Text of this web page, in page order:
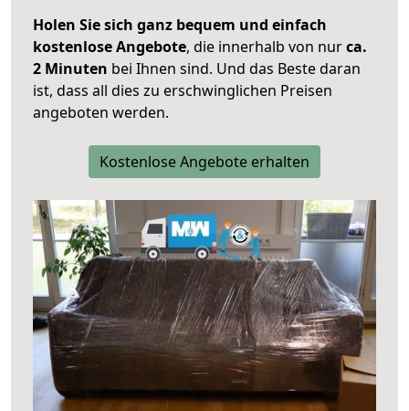
Holen Sie sich ganz bequem und einfach
kostenlose Angebote, die innerhalb von nurca.
2 Minuten bei Ihnen sind. Und das Beste daran
ist, dass all dies zu erschwinglichen Preisen
angeboten werden.
Kostenlose Angebote erhalten